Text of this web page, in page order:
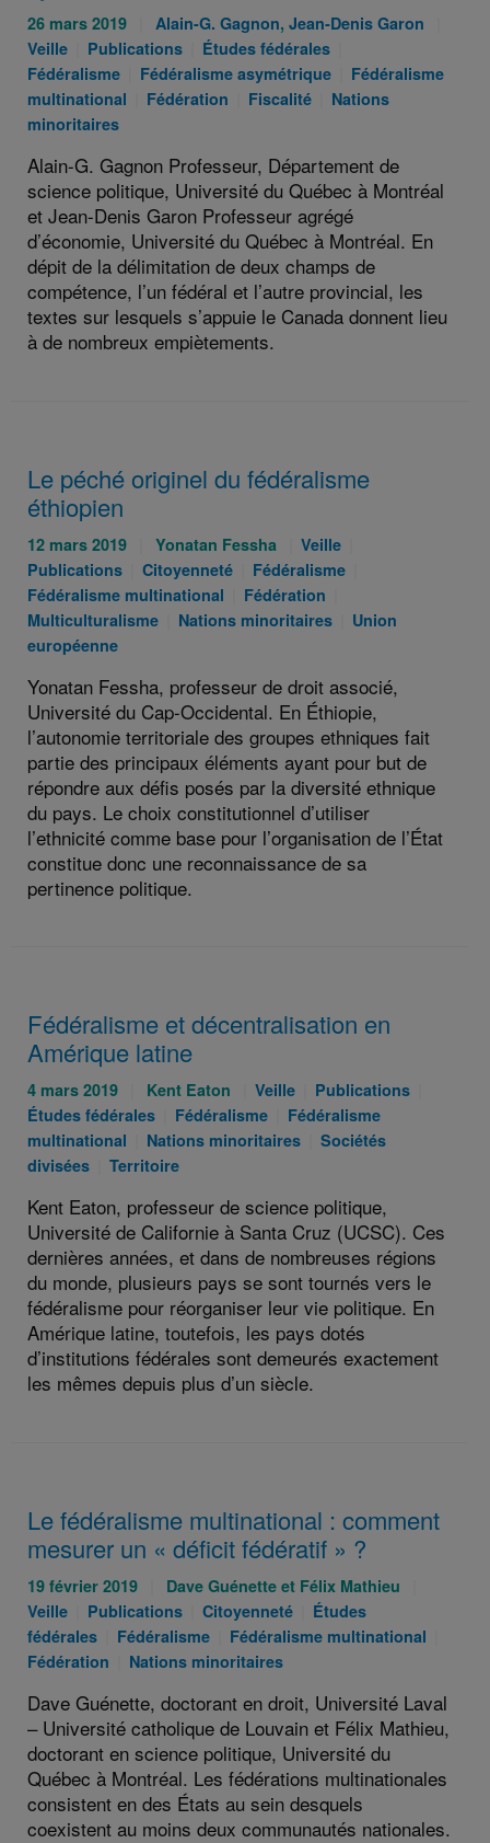
Publié
le
:
26 mars 2019
Auteurs
:
Alain-G. Gagnon, Jean‐Denis Garon
Veille
Catégories
:
Publications
Catégories
:
Études fédérales
:
Fédéralisme
Catégories
Fédéralisme asymétrique
Catégories
:
Fédéralisme
multinational
Catégories
Fédération
Catégories
Fiscalité
Catégories
Nations
minoritaires
Alain-G. Gagnon Professeur, Département de
science politique, Université du Québec à Montréal
et Jean-Denis Garon Professeur agrégé
d’économie, Université du Québec à Montréal. En
dépit de la délimitation de deux champs de
compétence, l’un fédéral et l’autre provincial, les
textes sur lesquels s’appuie le Canada donnent lieu
à de nombreux empiètements.
Le péché originel du fédéralisme
éthiopien
Publié
le
:
12 mars 2019
Auteurs
:
Yonatan Fessha
Catégories
:
Veille
Publications
Catégories
:
Citoyenneté
Catégories
:
Fédéralisme
Fédéralisme multinational
Catégories
:
Fédération
Multiculturalisme
Catégories
Nations minoritaires
Catégories
Union
européenne
Yonatan Fessha, professeur de droit associé,
Université du Cap-Occidental. En Éthiopie,
l’autonomie territoriale des groupes ethniques fait
partie des principaux éléments ayant pour but de
répondre aux défis posés par la diversité ethnique
du pays. Le choix constitutionnel d’utiliser
l’ethnicité comme base pour l’organisation de l’État
constitue donc une reconnaissance de sa
pertinence politique.
Fédéralisme et décentralisation en
Amérique latine
Publié
le
:
4 mars 2019
Auteurs
:
Kent Eaton
Catégories
:
Veille
Catégories
:
Publications
Études fédérales
Catégories
:
Fédéralisme
Catégories
:
Fédéralisme
multinational
Catégories
:
Nations minoritaires
Catégories
Sociétés
divisées
Catégories
Territoire
Kent Eaton, professeur de science politique,
Université de Californie à Santa Cruz (UCSC). Ces
dernières années, et dans de nombreuses régions
du monde, plusieurs pays se sont tournés vers le
fédéralisme pour réorganiser leur vie politique. En
Amérique latine, toutefois, les pays dotés
d’institutions fédérales sont demeurés exactement
les mêmes depuis plus d’un siècle.
Le fédéralisme multinational : comment
mesurer un « déficit fédératif » ?
Publié
le
:
19 février 2019
Auteurs
:
Dave Guénette et Félix Mathieu
Veille
Catégories
:
Publications
Catégories
:
Citoyenneté
Catégories
:
Études
fédérales
Catégories
Fédéralisme
Catégories
:
Fédéralisme multinational
Fédération
Catégories
Nations minoritaires
Dave Guénette, doctorant en droit, Université Laval
– Université catholique de Louvain et Félix Mathieu,
doctorant en science politique, Université du
Québec à Montréal. Les fédérations multinationales
consistent en des États au sein desquels
coexistent au moins deux communautés nationales.